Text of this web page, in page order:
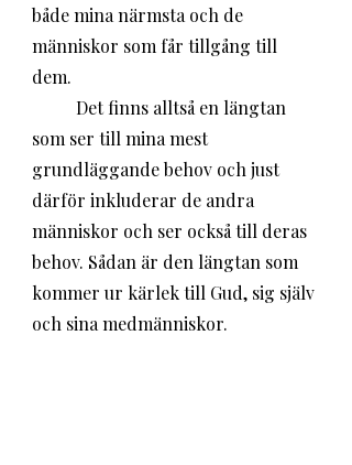
både mina närmsta och de
människor som får tillgång till
dem.
som ser till mina mest
grundläggande behov och just
därför inkluderar de andra
människor och ser också till deras
behov. Sådan är den längtan som
kommer ur kärlek till Gud, sig själv
och sina medmänniskor.